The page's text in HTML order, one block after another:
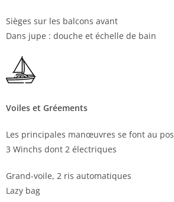
Sièges sur les balcons avant
Dans jupe : douche et échelle de bain
Voiles et Gréements
Les principales manœuvres se font au
3 Winchs dont 2 électriques
Grand-voile, 2 ris automatiques
Lazy bag